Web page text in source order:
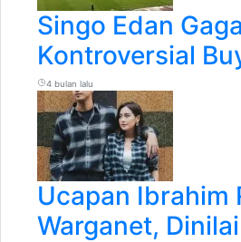
Singo Edan
Kontroversial
4 bulan lalu
Ucapan Ibrahim
Warganet,